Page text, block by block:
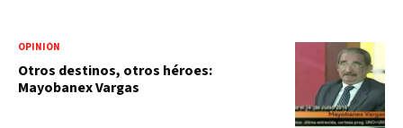
OPINIÓN
Otros destinos, otros héroes:
Mayobanex Vargas